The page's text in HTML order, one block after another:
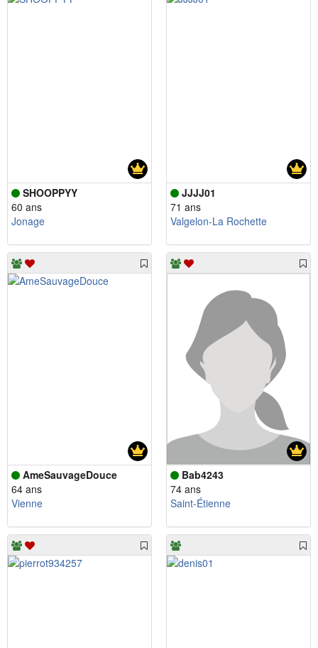
SHOOPPYY
60 ans
Jonage
JJJJ01
71 ans
Valgelon-La Rochette
AmeSauvageDouce
64 ans
Vienne
Bab4243
74 ans
Saint-Étienne